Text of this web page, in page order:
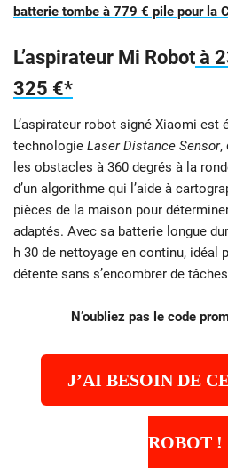
batterie tombe à 779 € pile pour la
L’aspirateur Mi Robot à
325 €*
L’aspirateur robot signé Xiaomi est
technologie Laser Distance Sensor,
les obstacles à 360 degrés à la
d’un algorithme qui l’aide à
pièces de la maison pour
adaptés. Avec sa batterie longue
h 30 de nettoyage en continu, idéal
détente sans s’encombrer de
N’oubliez pas le code
J’AI BESOIN DE
ROBOT !